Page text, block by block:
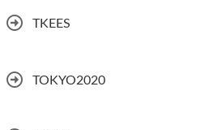
TKEES
TOKYO2020